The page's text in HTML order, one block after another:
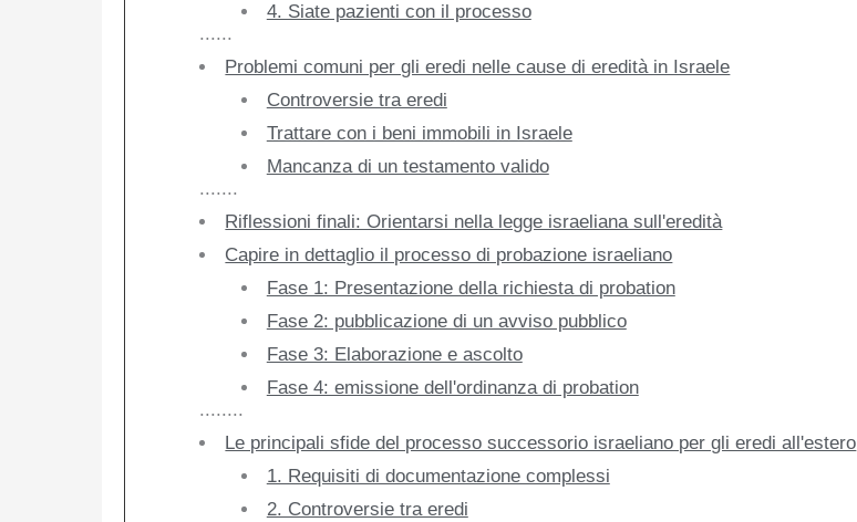
4. Siate pazienti con il processo
......
Problemi comuni per gli eredi nelle cause di eredità in Israele
Controversie tra eredi
Trattare con i beni immobili in Israele
Mancanza di un testamento valido
.......
Riflessioni finali: Orientarsi nella legge israeliana sull'eredità
Capire in dettaglio il processo di probazione israeliano
Fase 1: Presentazione della richiesta di probation
Fase 2: pubblicazione di un avviso pubblico
Fase 3: Elaborazione e ascolto
Fase 4: emissione dell'ordinanza di probation
........
Le principali sfide del processo successorio israeliano per gli eredi all'estero
1. Requisiti di documentazione complessi
2. Controversie tra eredi